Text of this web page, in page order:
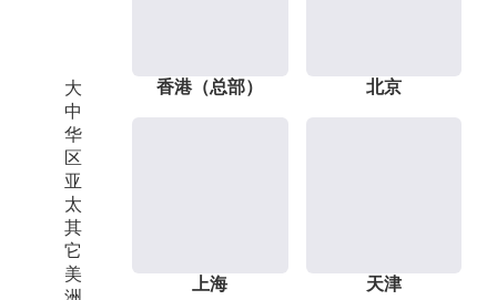
大
中
华
区
亚
太
其
它
美
香港（总部） 北京
上海 天津